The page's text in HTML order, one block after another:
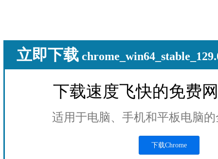
立即下载
下载速度飞快的免费
适用于电脑、手机和平板电脑
下载Chrome